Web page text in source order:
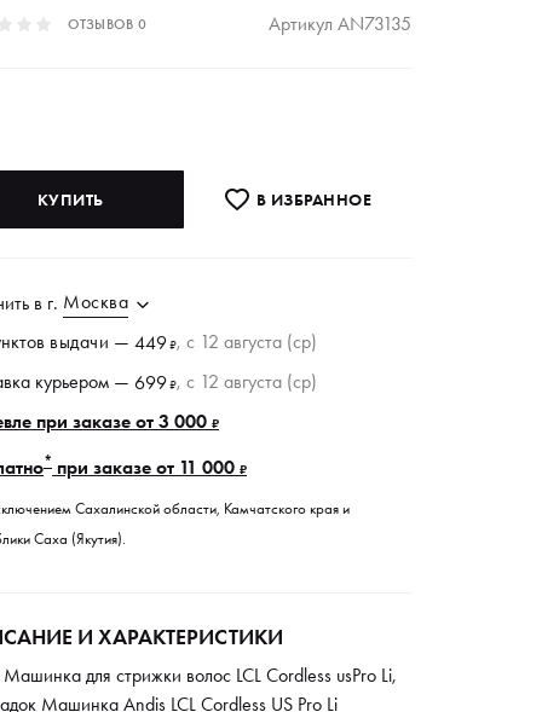
ОТЗЫВОВ 0 Артикул AN73135
КУПИТЬ В ИЗБРАННОE
в г. Москва
выдачи —449₽, c 12 августа (ср)
курьером —699₽, c 12 августа (ср)
при заказе от 3 000₽
* при заказе от 11 000₽
Сахалинской области, Камчатского края и
Саха (Якутия).
И ХАРАКТЕРИСТИКИ
для стрижки волос LCL Cordless usPro Li,
Машинка Andis LCL Cordless US Pro Li